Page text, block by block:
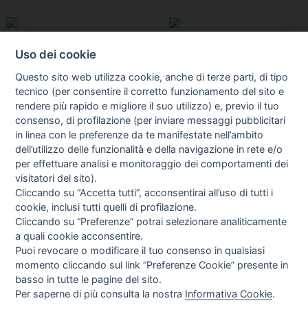
I libri Vedi tutti
Direttrice Responsabile: Alessandra Costante | Registrazione al Tribunale Civile
Uso dei cookie
Questo sito web utilizza cookie, anche di terze parti, di tipo
tecnico (per consentire il corretto funzionamento del sito e
rendere più rapido e migliore il suo utilizzo) e, previo il tuo
consenso, di profilazione (per inviare messaggi pubblicitari
in linea con le preferenze da te manifestate nell’ambito
dell’utilizzo delle funzionalità e della navigazione in rete e/o
per effettuare analisi e monitoraggio dei comportamenti dei
visitatori del sito).
Cliccando su “Accetta tutti”, acconsentirai all’uso di tutti i
cookie, inclusi tutti quelli di profilazione.
Cliccando su “Preferenze” potrai selezionare analiticamente
a quali cookie acconsentire.
Puoi revocare o modificare il tuo consenso in qualsiasi
momento cliccando sul link “Preferenze Cookie” presente in
basso in tutte le pagine del sito.
Per saperne di più consulta la nostra Informativa Cookie.